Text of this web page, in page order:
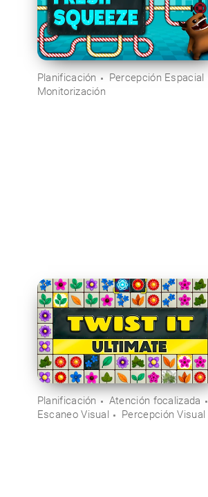
Planificación
Percepción Espacial
Monitorización
Planificación
Atención focalizada
Escaneo Visual
Percepción Visual